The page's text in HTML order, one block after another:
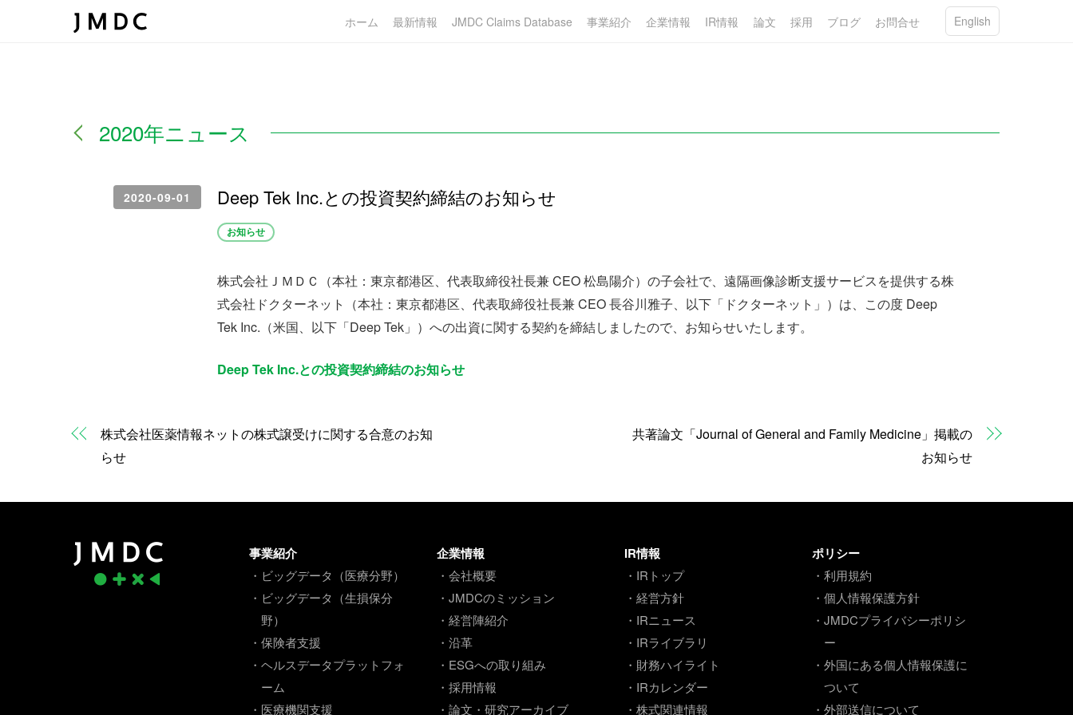
ホーム 最新情報 JMDC Claims Database 事業紹介 企業情報 IR情報 論文 採用 ブログ お問合せ English
2020年ニュース
2020-09-01 Deep Tek Inc.との投資契約締結のお知らせ
お知らせ
株式会社ＪＭＤＣ（本社：東京都港区、代表取締役社長兼 CEO 松島陽介）の子会社で、遠隔画像診断支援サービスを提供する株
式会社ドクターネット（本社：東京都港区、代表取締役社長兼 CEO 長谷川雅子、以下「ドクターネット」）は、この度 Deep
Tek Inc.（米国、以下「Deep Tek」）への出資に関する契約を締結しましたので、お知らせいたします。
Deep Tek Inc.との投資契約締結のお知らせ
株式会社医薬情報ネットの株式譲受けに関する合意のお知
らせ
共著論文「Journal of General and Family Medicine」掲載の
お知らせ
事業紹介
・ビッグデータ（医療分野）
・ビッグデータ（生損保分
野）
・保険者支援
・ヘルスデータプラットフォ
ーム
・医療機関支援
企業情報
・会社概要
・JMDCのミッション
・経営陣紹介
・沿革
・ESGへの取り組み
・採用情報
・論文・研究アーカイブ
IR情報
・IRトップ
・経営方針
・IRニュース
・IRライブラリ
・財務ハイライト
・IRカレンダー
・株式関連情報
ポリシー
・利用規約
・個人情報保護方針
・JMDCプライバシーポリシ
ー
・外国にある個人情報保護に
ついて
・外部送信について